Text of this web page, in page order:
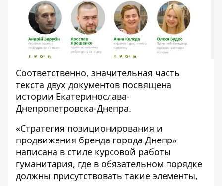
Соответственно, значительная часть
текста двух документов посвящена
истории Екатеринослава-
Днепропетровска-Днепра.
«Стратегия позиционирования и
продвижения бренда города Днепр»
написана в стиле курсовой работы
гуманитария, где в обязательном порядке
должны присутствовать такие элементы,